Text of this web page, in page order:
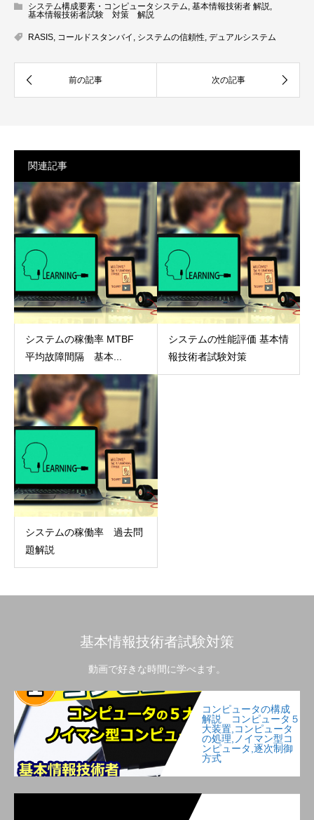
システム構成要素・コンピュータシステム, 基本情報技術者 解説,
基本情報技術者試験 対策 解説
RASIS, コールドスタンバイ , システムの信頼性, デュアルシステム
関連記事
システムの稼働率 MTBF
平均故障間隔 基本...
システムの性能評価 基本情
報技術者試験対策
システムの稼働率 過去問
題解説
基本情報技術者試験対策
動画で好きな時間に学べます。
コンピュータの構成
解説 コンピュータ５
大装置,コンピュータ
の処理,ノイマン型コ
ンピュータ,逐次制御
方式